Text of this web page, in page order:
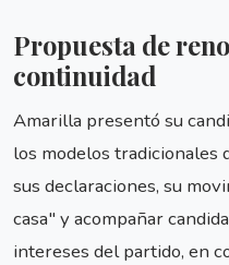
Propuesta de
continuidad
Amarilla presentó su
los modelos tradicionales
sus declaraciones, su
casa" y acompañar
intereses del partido, en